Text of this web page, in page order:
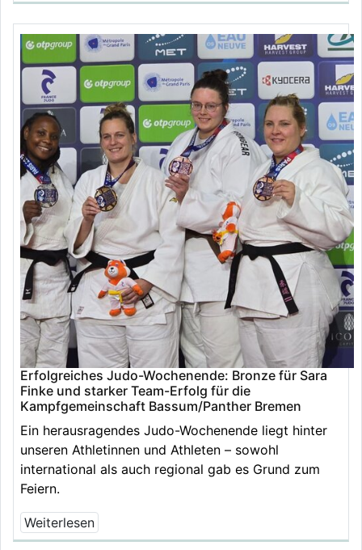
Erfolgreiches Judo-Wochenende: Bronze für Sara
Finke und starker Team-Erfolg für die
Kampfgemeinschaft Bassum/Panther Bremen
Ein herausragendes Judo-Wochenende liegt hinter
unseren Athletinnen und Athleten – sowohl
international als auch regional gab es Grund zum
Feiern.
Weiterlesen